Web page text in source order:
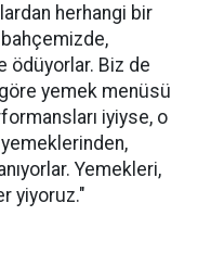
herhangi bir
ödüyorlar. Biz de
yemek menüsü
iyiyse, o
Yemekleri,
yiyoruz."